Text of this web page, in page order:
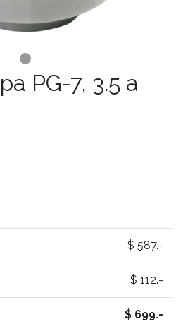
PG-7, 3.5 a
$ 587.-
$ 112.-
$ 699.-